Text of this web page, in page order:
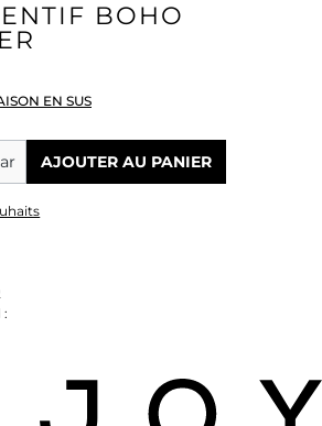
BOHO
EN SUS
: Entrez la
AJOUTER AU PANIER
: